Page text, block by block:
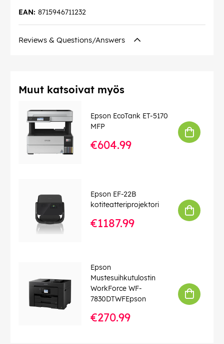
8715946711232
EAN:
Reviews & Questions/Answers
Muut katsoivat myös
Epson EcoTank ET-5170
MFP
€604.99
Epson EF-22B
kotiteatteriprojektori
€1187.99
Epson
Mustesuihkutulostin
WorkForce WF-
7830DTWFEpson
€270.99